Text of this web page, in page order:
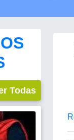
Todas